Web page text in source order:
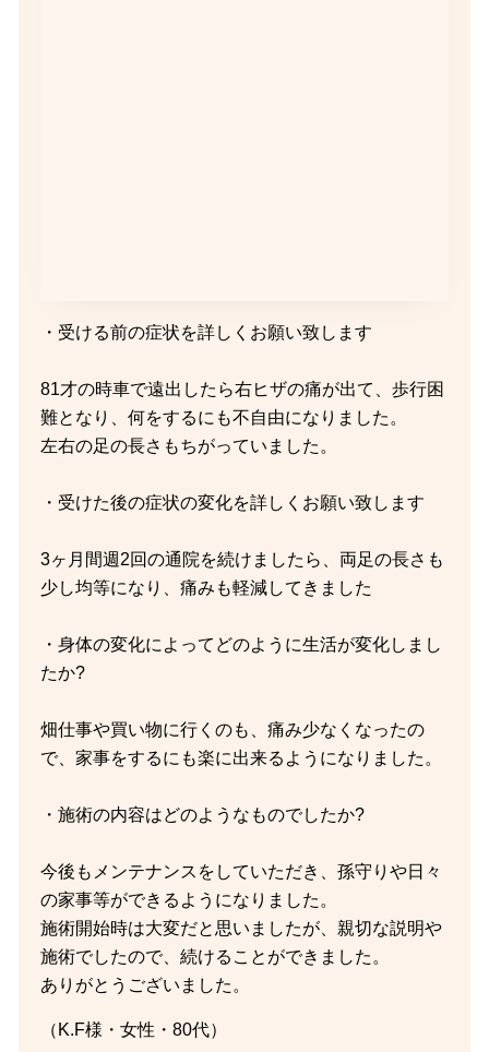
・受ける前の症状を詳しくお願い致します
81才の時車で遠出したら右ヒザの痛が出て、歩行困
難となり、何をするにも不自由になりました。
左右の足の長さもちがっていました。
・受けた後の症状の変化を詳しくお願い致します
3ヶ月間週2回の通院を続けましたら、両足の長さも
少し均等になり、痛みも軽減してきました
・身体の変化によってどのように生活が変化しまし
たか?
畑仕事や買い物に行くのも、痛み少なくなったの
で、家事をするにも楽に出来るようになりました。
・施術の内容はどのようなものでしたか?
今後もメンテナンスをしていただき、孫守りや日々
の家事等ができるようになりました。
施術開始時は大変だと思いましたが、親切な説明や
施術でしたので、続けることができました。
ありがとうございました。
（K.F様・女性・80代）